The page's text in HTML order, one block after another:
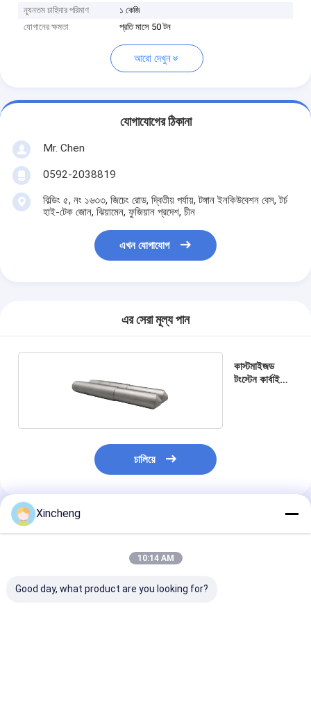
ন্যূনতম চাহিদার পরিমাণ
১ কেজি
যোগানের ক্ষমতা
প্রতি মাসে 50 টন
আরো দেখুন
যোগাযোগের ঠিকানা
Mr. Chen
0592-2038819
বিল্ডিং ৫, নং ১৬৩৩, জিচেং রোড, দ্বিতীয় পর্যায়, টঙ্গান ইনকিউবেশন বেস, টর্চ
হাই-টেক জোন, ঝিয়ামেন, ফুজিয়ান প্রদেশ, চীন
এখন যোগাযোগ
এর সেরা মূল্য পান
কাস্টমাইজড
টংস্টেন কার্বাইড
চালিয়ে
প্রস্তাবিত পণ্য
Xincheng
10:14 AM
Good day, what product are you looking for?